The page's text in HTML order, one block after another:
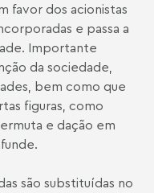
favor dos acionistas
e passa a
Importante
da sociedade,
bem como que
figuras, como
e dação em
são substituídas no